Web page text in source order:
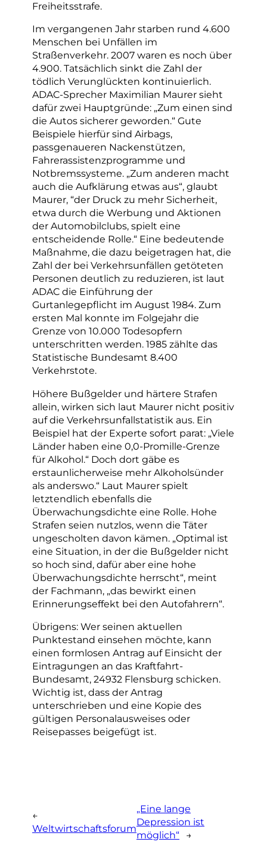
Freiheitsstrafe.
Im vergangenen Jahr starben rund 4.600
Menschen bei Unfällen im
Straßenverkehr. 2007 waren es noch über
4.900. Tatsächlich sinkt die Zahl der
tödlich Verunglückten kontinuierlich.
ADAC-Sprecher Maximilian Maurer sieht
dafür zwei Hauptgründe: „Zum einen sind
die Autos sicherer geworden.“ Gute
Beispiele hierfür sind Airbags,
passgenaueren Nackenstützen,
Fahrerassistenzprogramme und
Notbremssysteme. „Zum anderen macht
auch die Aufklärung etwas aus“, glaubt
Maurer, “der Druck zu mehr Sicherheit,
etwa durch die Werbung und Aktionen
der Automobilclubs, spielt eine
entscheidende Rolle.“ Eine bedeutende
Maßnahme, die dazu beigetragen hat, die
Zahl der bei Verkehrsunfällen getöteten
Personen deutlich zu reduzieren, ist laut
ADAC die Einführung der
Gurtanlegepflicht im August 1984. Zum
ersten Mal konnte im Folgejahr die
Grenze von 10.000 Todesopfern
unterschritten werden. 1985 zählte das
Statistische Bundesamt 8.400
Verkehrstote.
Höhere Bußgelder und härtere Strafen
allein, wirken sich laut Maurer nicht positiv
auf die Verkehrsunfallstatistik aus. Ein
Beispiel hat der Experte sofort parat: „Viele
Länder haben eine 0,0-Promille-Grenze
für Alkohol.“ Doch dort gäbe es
erstaunlicherweise mehr Alkoholsünder
als anderswo.“ Laut Maurer spielt
letztendlich ebenfalls die
Überwachungsdichte eine Rolle. Hohe
Strafen seien nutzlos, wenn die Täter
ungescholten davon kämen. „Optimal ist
eine Situation, in der die Bußgelder nicht
so hoch sind, dafür aber eine hohe
Überwachungsdichte herrscht“, meint
der Fachmann, „das bewirkt einen
Erinnerungseffekt bei den Autofahrern“.
Übrigens: Wer seinen aktuellen
Punktestand einsehen möchte, kann
einen formlosen Antrag auf Einsicht der
Eintragungen an das Kraftfahrt-
Bundesamt, 24932 Flensburg schicken.
Wichtig ist, dass der Antrag
unterschrieben und eine Kopie des
gültigen Personalausweises oder
Reisepasses beigefügt ist.
←
Weltwirtschaftsforum
„Eine lange
Depression ist
möglich“ →